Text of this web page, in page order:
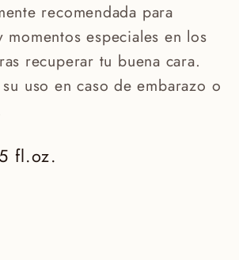
recomendada para
momentos especiales en los
recuperar tu buena cara.
uso en caso de embarazo o
fl.oz.